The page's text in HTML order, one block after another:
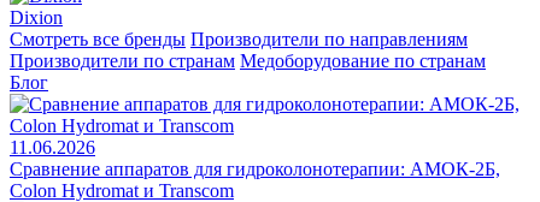
Dixion
Смотреть все бренды Производители по направлениям
Производители по странам Медоборудование по странам
Блог
11.06.2026
Сравнение аппаратов для гидроколонотерапии: АМОК-2Б,
Colon Hydromat и Transcom